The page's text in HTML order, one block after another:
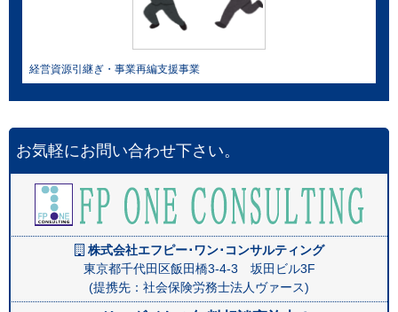
経営資源引継ぎ・事業再編支援事業
お気軽にお問い合わせ下さい。
株式会社エフピー･ワン･コンサルティング
東京都千代田区飯田橋3-4-3 坂田ビル3F
(提携先：社会保険労務士法人ヴァース)